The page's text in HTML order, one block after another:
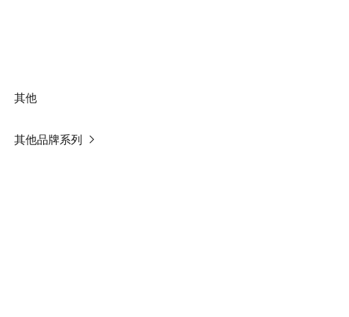
其他
其他品牌系列